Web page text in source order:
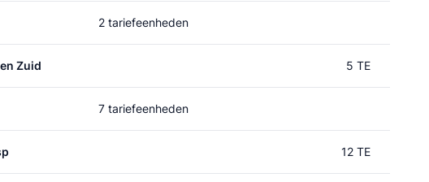
2 tariefeenheden
Zuid 5 TE
7 tariefeenheden
12 TE